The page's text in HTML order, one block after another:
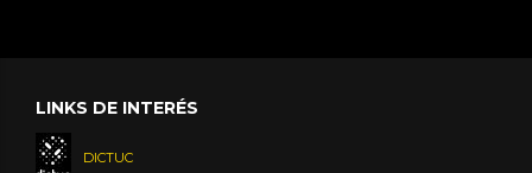
LINKS DE INTERÉS
DICTUC